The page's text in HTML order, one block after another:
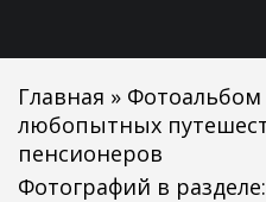
Главная » Фотоальбом
любопытных
пенсионеров
Фотографий в разделе: